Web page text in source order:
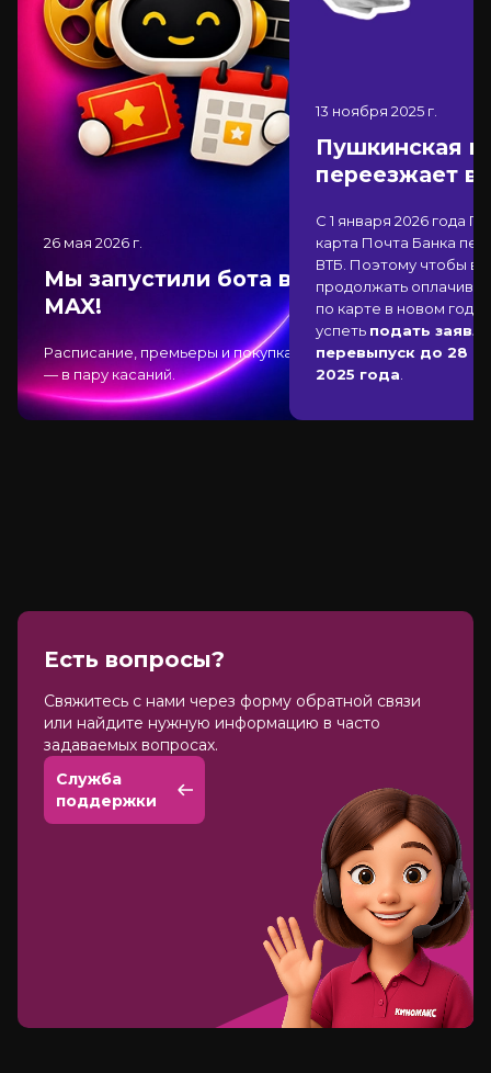
26 мая 2026 г.
Мы запустили бота в
MAX!
Расписание, премьеры и покупка
— в пару касаний.
13 ноября 2025 г.
Пушкинская
переезжает в
С 1 января 2026 года
карта Почта Банка
ВТБ . Поэтому чтобы
продолжать
по карте в новом
успеть подать
перевыпуск до 28
2025 года
Есть вопросы?
Cвяжитесь с нами через форму обратной связи
или найдите нужную информацию в часто
задаваемых вопросах.
Служба
поддержки